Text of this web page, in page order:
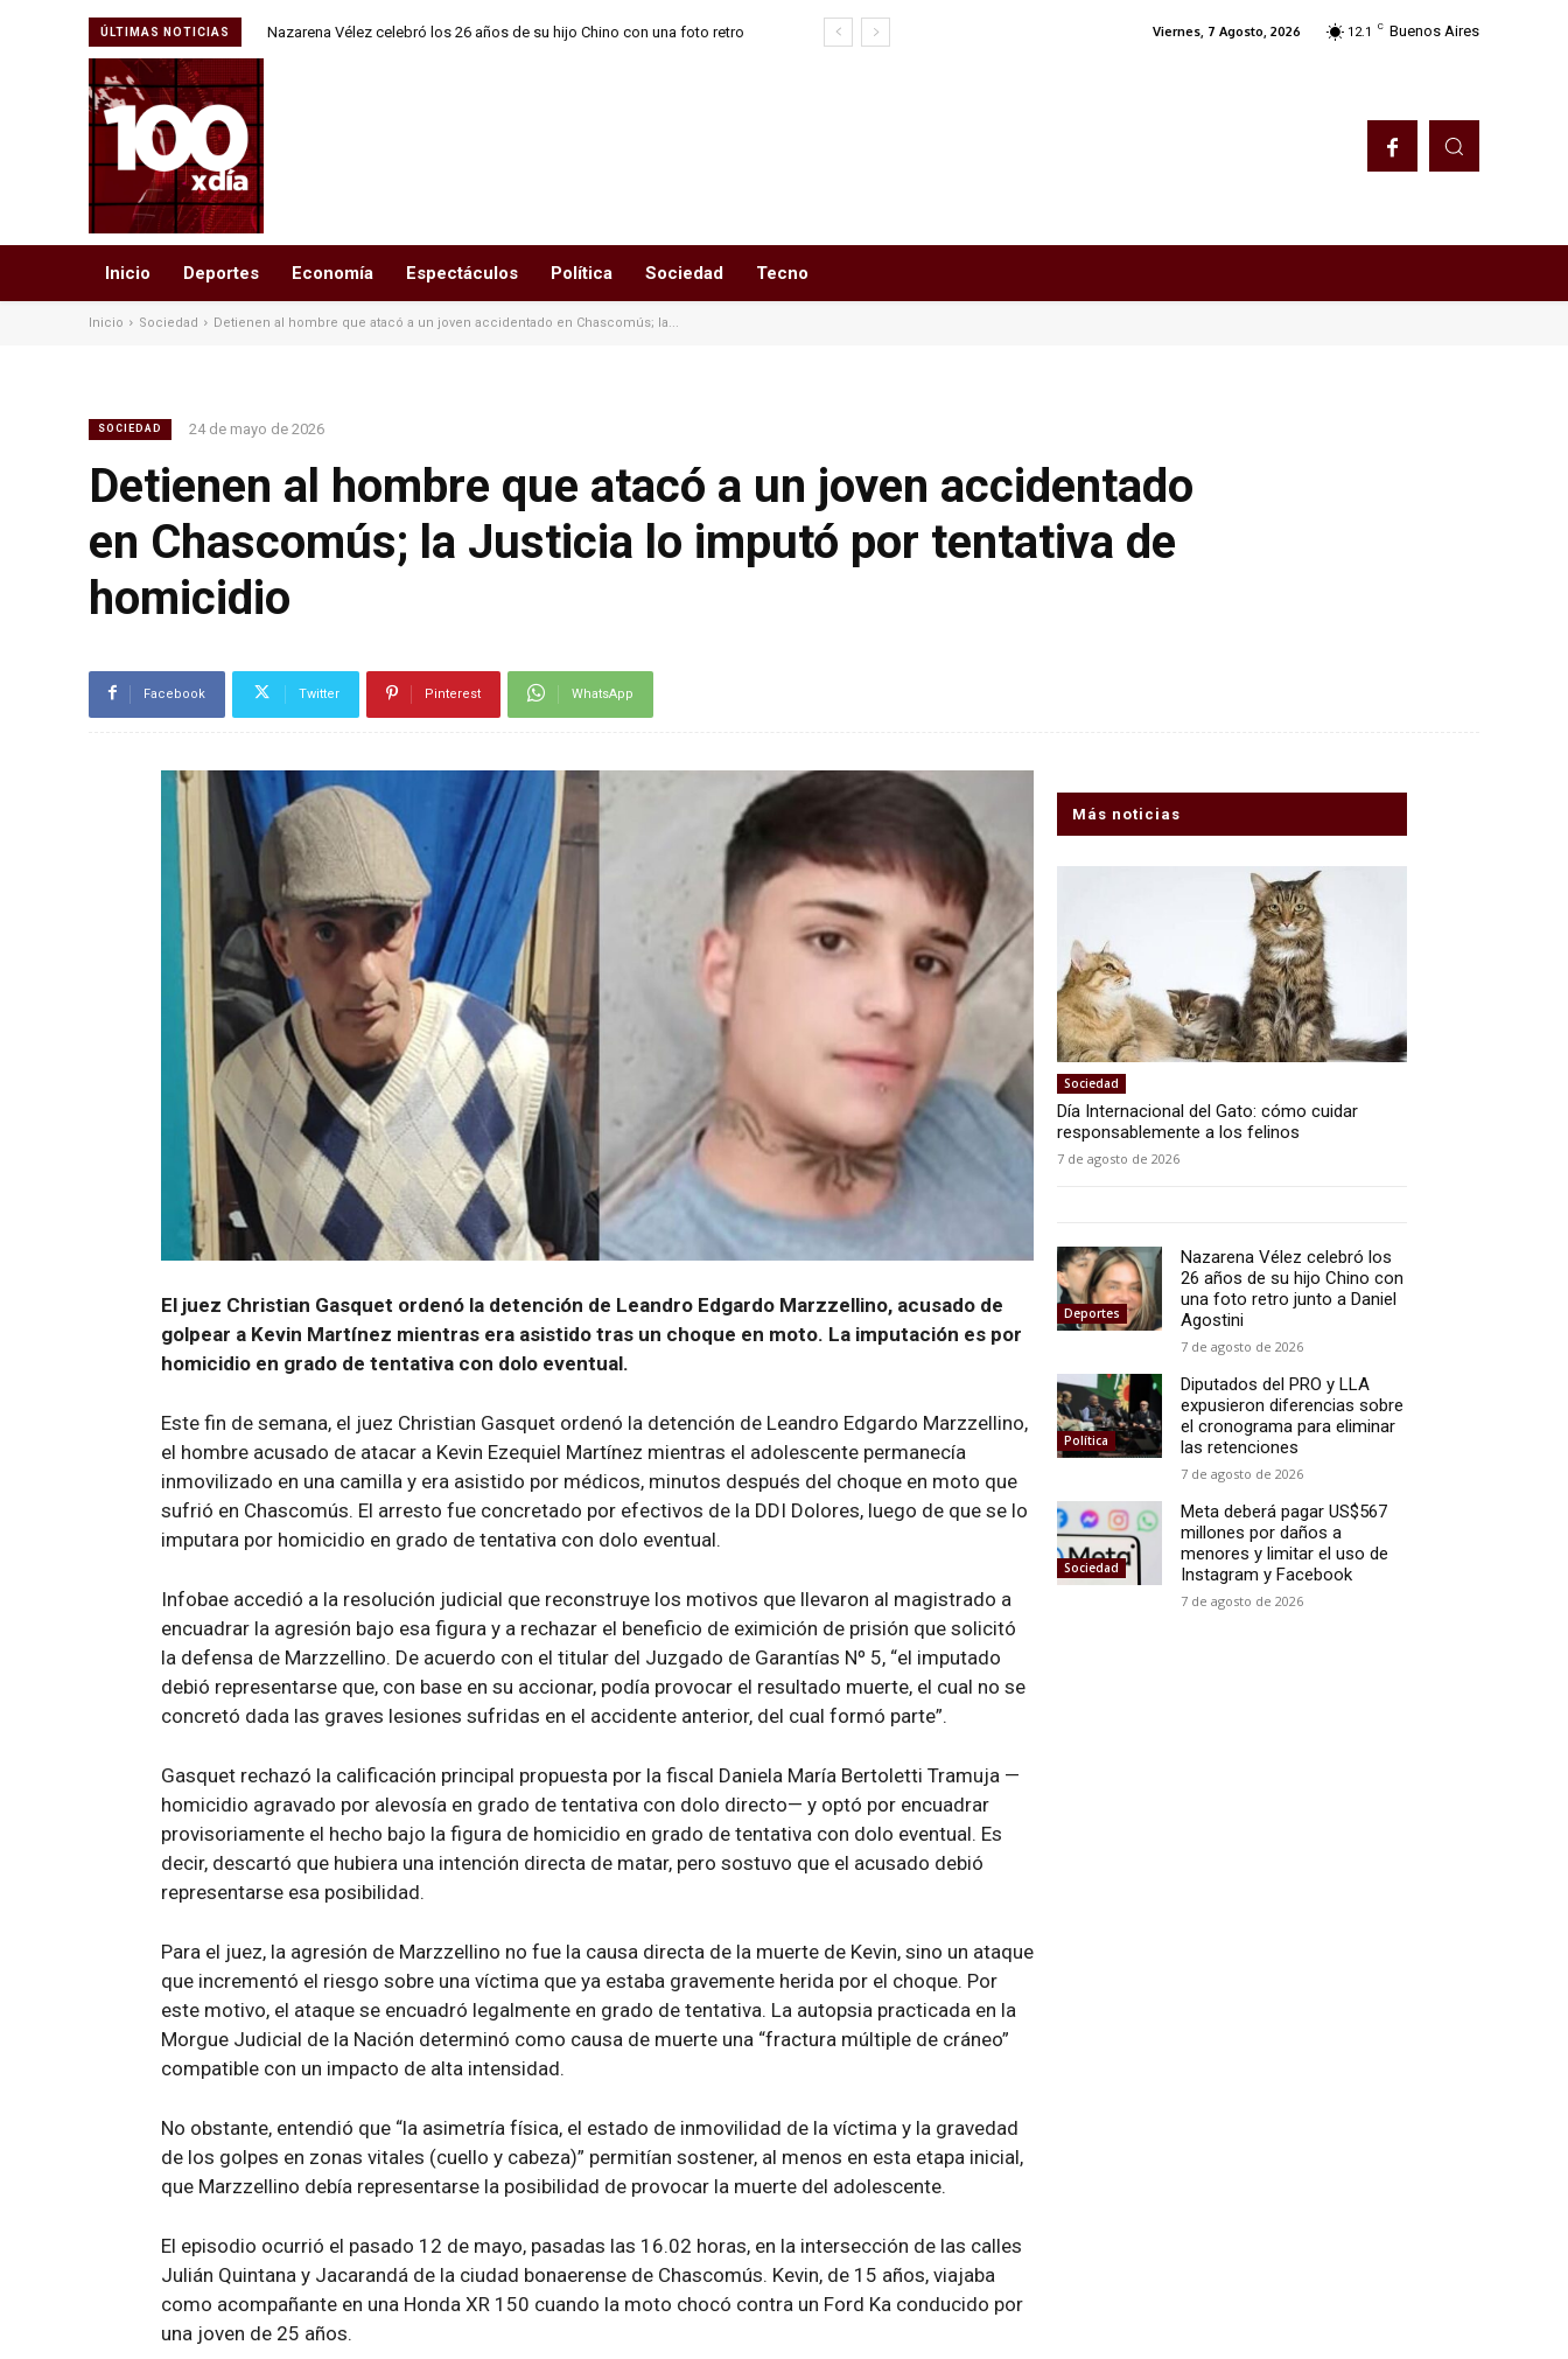
ÚLTIMAS NOTICIAS
Nazarena Vélez celebró los 26 años de su hijo Chino con una foto retro
Viernes, 7 Agosto, 2026 12.1 C Buenos Aires
Inicio Deportes Economía Espectáculos Política Sociedad Tecno
Inicio Sociedad Detienen al hombre que atacó a un joven accidentado en Chascomús; la...
SOCIEDAD 24 de mayo de 2026
Detienen al hombre que atacó a un joven accidentado
en Chascomús; la Justicia lo imputó por tentativa de
homicidio
Facebook Twitter Pinterest WhatsApp
El juez Christian Gasquet ordenó la detención de Leandro Edgardo Marzzellino, acusado de
golpear a Kevin Martínez mientras era asistido tras un choque en moto. La imputación es por
homicidio en grado de tentativa con dolo eventual.
Este fin de semana, el juez Christian Gasquet ordenó la detención de Leandro Edgardo Marzzellino,
el hombre acusado de atacar a Kevin Ezequiel Martínez mientras el adolescente permanecía
inmovilizado en una camilla y era asistido por médicos, minutos después del choque en moto que
sufrió en Chascomús. El arresto fue concretado por efectivos de la DDI Dolores, luego de que se lo
imputara por homicidio en grado de tentativa con dolo eventual.
Infobae accedió a la resolución judicial que reconstruye los motivos que llevaron al magistrado a
encuadrar la agresión bajo esa figura y a rechazar el beneficio de eximición de prisión que solicitó
la defensa de Marzzellino. De acuerdo con el titular del Juzgado de Garantías Nº 5, “el imputado
debió representarse que, con base en su accionar, podía provocar el resultado muerte, el cual no se
concretó dada las graves lesiones sufridas en el accidente anterior, del cual formó parte”.
Gasquet rechazó la calificación principal propuesta por la fiscal Daniela María Bertoletti Tramuja —
homicidio agravado por alevosía en grado de tentativa con dolo directo— y optó por encuadrar
provisoriamente el hecho bajo la figura de homicidio en grado de tentativa con dolo eventual. Es
decir, descartó que hubiera una intención directa de matar, pero sostuvo que el acusado debió
representarse esa posibilidad.
Para el juez, la agresión de Marzzellino no fue la causa directa de la muerte de Kevin, sino un ataque
que incrementó el riesgo sobre una víctima que ya estaba gravemente herida por el choque. Por
este motivo, el ataque se encuadró legalmente en grado de tentativa. La autopsia practicada en la
Morgue Judicial de la Nación determinó como causa de muerte una “fractura múltiple de cráneo”
compatible con un impacto de alta intensidad.
No obstante, entendió que “la asimetría física, el estado de inmovilidad de la víctima y la gravedad
de los golpes en zonas vitales (cuello y cabeza)” permitían sostener, al menos en esta etapa inicial,
que Marzzellino debía representarse la posibilidad de provocar la muerte del adolescente.
El episodio ocurrió el pasado 12 de mayo, pasadas las 16.02 horas, en la intersección de las calles
Julián Quintana y Jacarandá de la ciudad bonaerense de Chascomús. Kevin, de 15 años, viajaba
como acompañante en una Honda XR 150 cuando la moto chocó contra un Ford Ka conducido por
una joven de 25 años.
Más noticias
Sociedad
Día Internacional del Gato: cómo cuidar
responsablemente a los felinos
7 de agosto de 2026
Deportes
Nazarena Vélez celebró los
26 años de su hijo Chino con
una foto retro junto a Daniel
Agostini
7 de agosto de 2026
Política
Diputados del PRO y LLA
expusieron diferencias sobre
el cronograma para eliminar
las retenciones
7 de agosto de 2026
Sociedad
Meta deberá pagar US$567
millones por daños a
menores y limitar el uso de
Instagram y Facebook
7 de agosto de 2026